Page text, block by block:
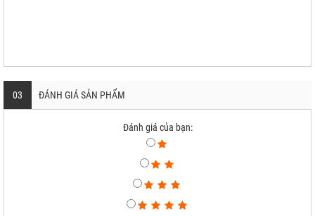
03 ĐÁNH GIÁ SẢN PHẨM
Đánh giá của bạn: